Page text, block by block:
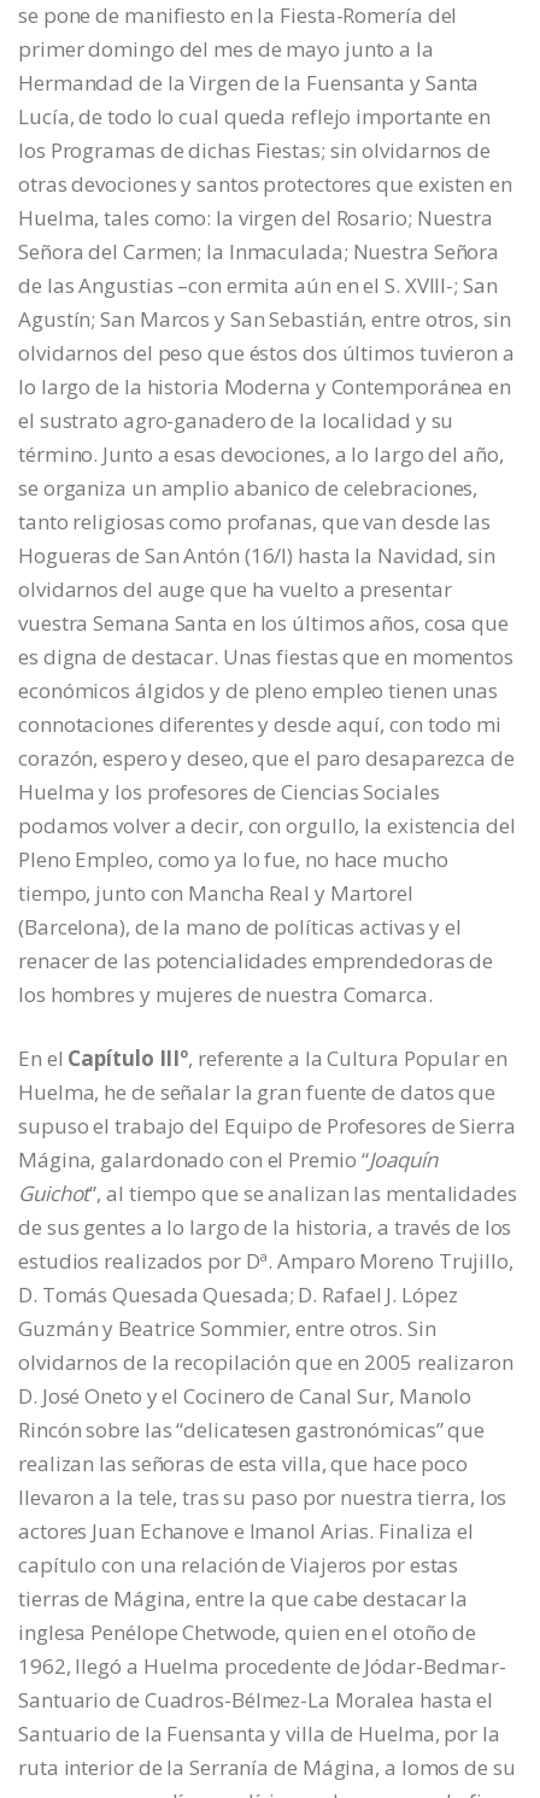
se pone de manifiesto en la Fiesta-Romería del
primer domingo del mes de mayo junto a la
Hermandad de la Virgen de la Fuensanta y Santa
Lucía, de todo lo cual queda reflejo importante en
los Programas de dichas Fiestas; sin olvidarnos de
otras devociones y santos protectores que existen en
Huelma, tales como: la virgen del Rosario; Nuestra
Señora del Carmen; la Inmaculada; Nuestra Señora
de las Angustias –con ermita aún en el S. XVIII-; San
Agustín; San Marcos y San Sebastián, entre otros, sin
olvidarnos del peso que éstos dos últimos tuvieron a
lo largo de la historia Moderna y Contemporánea en
el sustrato agro-ganadero de la localidad y su
término. Junto a esas devociones, a lo largo del año,
se organiza un amplio abanico de celebraciones,
tanto religiosas como profanas, que van desde las
Hogueras de San Antón (16/I) hasta la Navidad, sin
olvidarnos del auge que ha vuelto a presentar
vuestra Semana Santa en los últimos años, cosa que
es digna de destacar. Unas fiestas que en momentos
económicos álgidos y de pleno empleo tienen unas
connotaciones diferentes y desde aquí, con todo mi
corazón, espero y deseo, que el paro desaparezca de
Huelma y los profesores de Ciencias Sociales
podamos volver a decir, con orgullo, la existencia del
Pleno Empleo, como ya lo fue, no hace mucho
tiempo, junto con Mancha Real y Martorel
(Barcelona), de la mano de políticas activas y el
renacer de las potencialidades emprendedoras de
los hombres y mujeres de nuestra Comarca.
En el Capítulo IIIº, referente a la Cultura Popular en
Huelma, he de señalar la gran fuente de datos que
supuso el trabajo del Equipo de Profesores de Sierra
Mágina, galardonado con el Premio “Joaquín
Guichot”, al tiempo que se analizan las mentalidades
de sus gentes a lo largo de la historia, a través de los
estudios realizados por Dª. Amparo Moreno Trujillo,
D. Tomás Quesada Quesada; D. Rafael J. López
Guzmán y Beatrice Sommier, entre otros. Sin
olvidarnos de la recopilación que en 2005 realizaron
D. José Oneto y el Cocinero de Canal Sur, Manolo
Rincón sobre las “delicatesen gastronómicas” que
realizan las señoras de esta villa, que hace poco
llevaron a la tele, tras su paso por nuestra tierra, los
actores Juan Echanove e Imanol Arias. Finaliza el
capítulo con una relación de Viajeros por estas
tierras de Mágina, entre la que cabe destacar la
inglesa Penélope Chetwode, quien en el otoño de
1962, llegó a Huelma procedente de Jódar-Bedmar-
Santuario de Cuadros-Bélmez-La Moralea hasta el
Santuario de la Fuensanta y villa de Huelma, por la
ruta interior de la Serranía de Mágina, a lomos de su